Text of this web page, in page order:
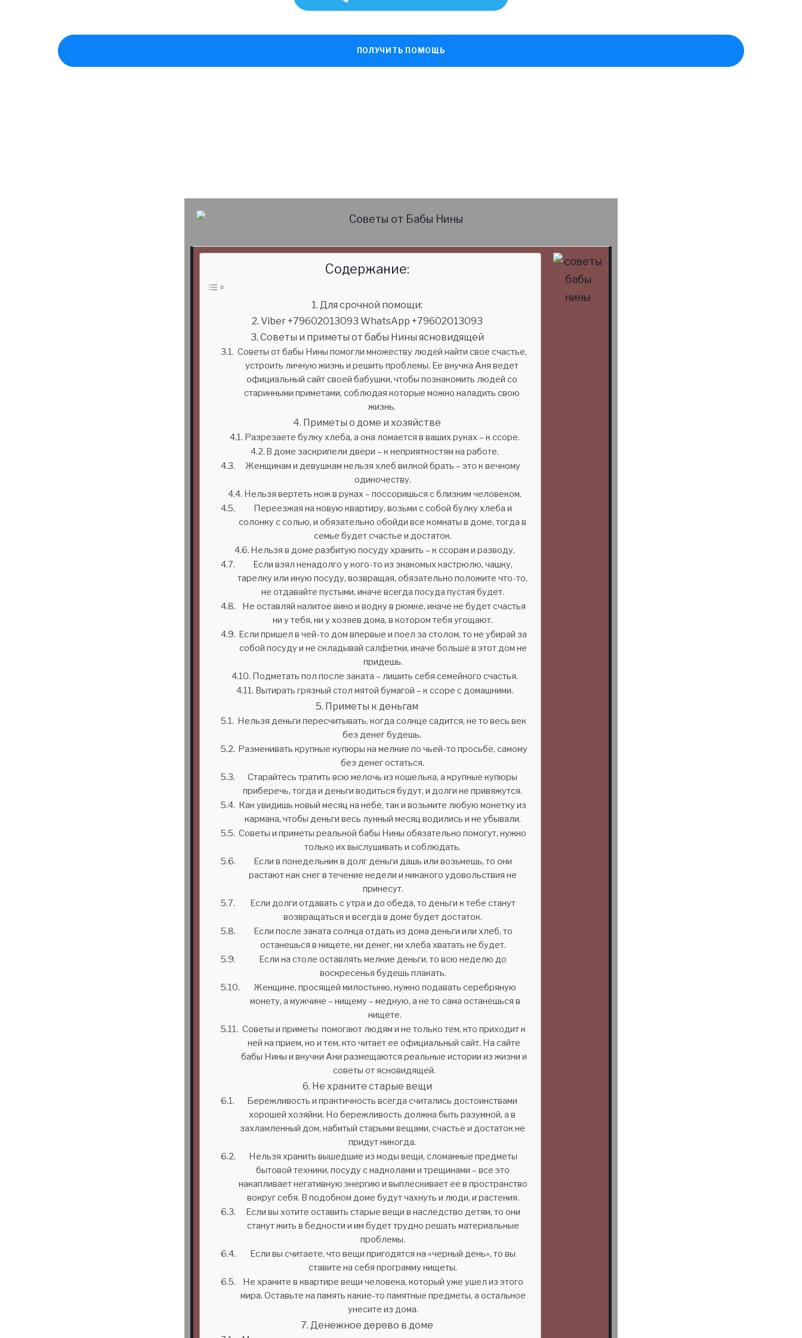
ПОЛУЧИТЬ ПОМОЩЬ
Содержание:
Для срочной помощи:
Viber +79602013093 WhatsApp +79602013093
Советы и приметы от бабы Нины ясновидящей
Советы от бабы Нины помогли множеству людей найти свое счастье,
устроить личную жизнь и решить проблемы. Ее внучка Аня ведет
официальный сайт своей бабушки, чтобы познакомить людей со
старинными приметами, соблюдая которые можно наладить свою
жизнь.
Приметы о доме и хозяйстве
Разрезаете булку хлеба, а она ломается в ваших руках – к ссоре.
В доме заскрипели двери – к неприятностям на работе.
Женщинам и девушкам нельзя хлеб вилкой брать – это к вечному
одиночеству.
Нельзя вертеть нож в руках – поссоришься с близким человеком.
Переезжая на новую квартиру, возьми с собой булку хлеба и
солонку с солью, и обязательно обойди все комнаты в доме, тогда в
семье будет счастье и достаток.
Нельзя в доме разбитую посуду хранить – к ссорам и разводу.
Если взял ненадолго у кого-то из знакомых кастрюлю, чашку,
тарелку или иную посуду, возвращая, обязательно положите что-то,
не отдавайте пустыми, иначе всегда посуда пустая будет.
Не оставляй налитое вино и водку в рюмке, иначе не будет счастья
ни у тебя, ни у хозяев дома, в котором тебя угощают.
Если пришел в чей-то дом впервые и поел за столом, то не убирай за
собой посуду и не складывай салфетки, иначе больше в этот дом не
придешь.
Подметать пол после заката – лишить себя семейного счастья.
Вытирать грязный стол мятой бумагой – к ссоре с домашними.
Приметы к деньгам
Нельзя деньги пересчитывать, когда солнце садится, не то весь век
без денег будешь.
Разменивать крупные купюры на мелкие по чьей-то просьбе, самому
без денег остаться.
Старайтесь тратить всю мелочь из кошелька, а крупные купюры
приберечь, тогда и деньги водиться будут, и долги не привяжутся.
Как увидишь новый месяц на небе, так и возьмите любую монетку из
кармана, чтобы деньги весь лунный месяц водились и не убывали.
Советы и приметы реальной бабы Нины обязательно помогут, нужно
только их выслушивать и соблюдать.
Если в понедельник в долг деньги дашь или возьмешь, то они
растают как снег в течение недели и никакого удовольствия не
принесут.
Если долги отдавать с утра и до обеда, то деньги к тебе станут
возвращаться и всегда в доме будет достаток.
Если после заката солнца отдать из дома деньги или хлеб, то
останешься в нищете, ни денег, ни хлеба хватать не будет.
Если на столе оставлять мелкие деньги, то всю неделю до
воскресенья будешь плакать.
Женщине, просящей милостыню, нужно подавать серебряную
монету, а мужчине – нищему – медную, а не то сама останешься в
нищете.
Советы и приметы помогают людям и не только тем, кто приходит к
ней на прием, но и тем, кто читает ее официальный сайт. На сайте
бабы Нины и внучки Ани размещаются реальные истории из жизни и
советы от ясновидящей.
Не храните старые вещи
Бережливость и практичность всегда считались достоинствами
хорошей хозяйки. Но бережливость должна быть разумной, а в
захламленный дом, набитый старыми вещами, счастье и достаток не
придут никогда.
Нельзя хранить вышедшие из моды вещи, сломанные предметы
бытовой техники, посуду с надколами и трещинами – все это
накапливает негативную энергию и выплескивает ее в пространство
вокруг себя. В подобном доме будут чахнуть и люди, и растения.
Если вы хотите оставить старые вещи в наследство детям, то они
станут жить в бедности и им будет трудно решать материальные
проблемы.
Если вы считаете, что вещи пригодятся на «черный день», то вы
ставите на себя программу нищеты.
Не храните в квартире вещи человека, который уже ушел из этого
мира. Оставьте на память какие-то памятные предметы, а остальное
унесите из дома.
Денежное дерево в доме